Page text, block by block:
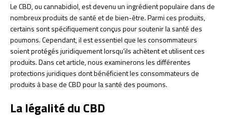
Le CBD, ou cannabidiol, est devenu un ingrédient populaire dans de
nombreux produits de santé et de bien-être. Parmi ces produits,
certains sont spécifiquement conçus pour soutenir la santé des
poumons. Cependant, il est essentiel que les consommateurs
soient protégés juridiquement lorsqu’ils achètent et utilisent ces
produits. Dans cet article, nous examinerons les différentes
protections juridiques dont bénéficient les consommateurs de
produits à base de CBD pour la santé des poumons.
La légalité du CBD